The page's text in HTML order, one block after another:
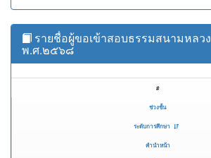
รายชื่อผู้ขอเข้าสอบธรรมสนามหลวง
พ.ศ.๒๕๖๘
#
ช่วงชั้น
ระดับการศึกษา
คำนำหน้า